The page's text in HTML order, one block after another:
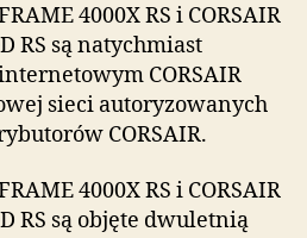
4000X RS i CORSAIR
RS są natychmiast
CORSAIR
sieci autoryzowanych
CORSAIR.
4000X RS i CORSAIR
RS są objęte dwuletnią